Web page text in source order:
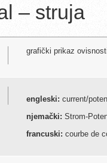
– struja
grafički prikaz
engleski: current/
njemački: Strom-
francuski: courbe de